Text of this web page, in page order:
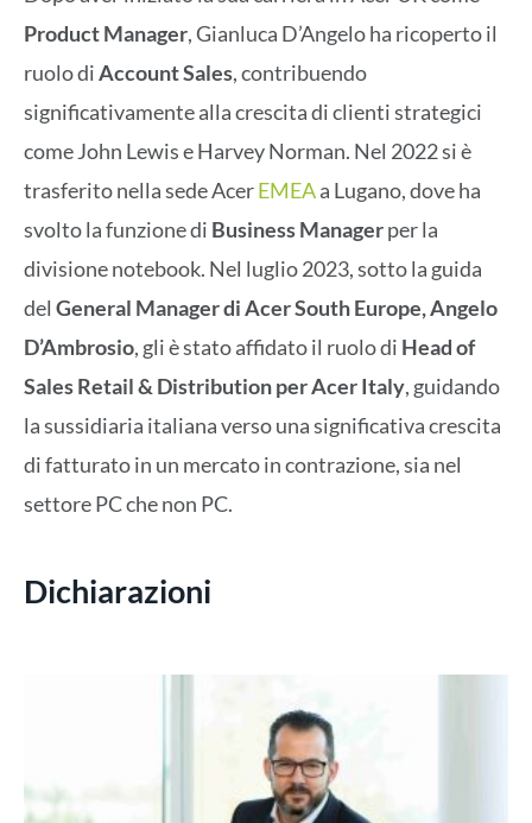
Product Manager, Gianluca D’Angelo ha ricoperto il
ruolo diAccount Sales, contribuendo
significativamente alla crescita di clienti strategici
come John Lewis e Harvey Norman. Nel 2022 si è
trasferito nella sede AcerEMEAa Lugano, dove ha
svolto la funzione di Business Managerper la
divisione notebook. Nel luglio 2023, sotto la guida
del General Manager di Acer South Europe, Angelo
D’Ambrosio, gli è stato affidato il ruolo di Head of
Sales Retail & Distribution per Acer Italy, guidando
la sussidiaria italiana verso una significativa crescita
di fatturato in un mercato in contrazione, sia nel
settore PC che non PC.
Dichiarazioni